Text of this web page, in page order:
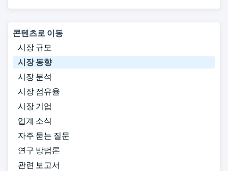
콘텐츠로 이동
시장 규모
시장 동향
시장 분석
시장 점유율
시장 기업
업계 소식
자주 묻는 질문
연구 방법론
관련 보고서